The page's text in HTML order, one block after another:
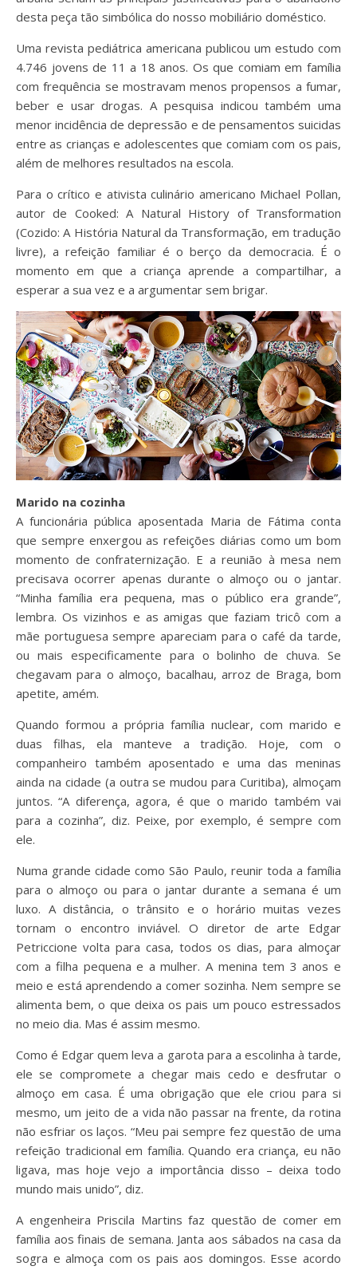
desta peça tão simbólica do nosso mobiliário doméstico.
Uma revista pediátrica americana publicou um estudo com
4.746 jovens de 11 a 18 anos. Os que comiam em família
com frequência se mostravam menos propensos a fumar,
beber e usar drogas. A pesquisa indicou também uma
menor incidência de depressão e de pensamentos suicidas
entre as crianças e adolescentes que comiam com os pais,
além de melhores resultados na escola.
Para o crítico e ativista culinário americano Michael Pollan,
autor de Cooked: A Natural History of Transformation
(Cozido: A História Natural da Transformação, em tradução
livre), a refeição familiar é o berço da democracia. É o
momento em que a criança aprende a compartilhar, a
esperar a sua vez e a argumentar sem brigar.
Marido na cozinha
A funcionária pública aposentada Maria de Fátima conta
que sempre enxergou as refeições diárias como um bom
momento de confraternização. E a reunião à mesa nem
precisava ocorrer apenas durante o almoço ou o jantar.
“Minha família era pequena, mas o público era grande”,
lembra. Os vizinhos e as amigas que faziam tricô com a
mãe portuguesa sempre apareciam para o café da tarde,
ou mais especificamente para o bolinho de chuva. Se
chegavam para o almoço, bacalhau, arroz de Braga, bom
apetite, amém.
Quando formou a própria família nuclear, com marido e
duas filhas, ela manteve a tradição. Hoje, com o
companheiro também aposentado e uma das meninas
ainda na cidade (a outra se mudou para Curitiba), almoçam
juntos. “A diferença, agora, é que o marido também vai
para a cozinha”, diz. Peixe, por exemplo, é sempre com
ele.
Numa grande cidade como São Paulo, reunir toda a família
para o almoço ou para o jantar durante a semana é um
luxo. A distância, o trânsito e o horário muitas vezes
tornam o encontro inviável. O diretor de arte Edgar
Petriccione volta para casa, todos os dias, para almoçar
com a filha pequena e a mulher. A menina tem 3 anos e
meio e está aprendendo a comer sozinha. Nem sempre se
alimenta bem, o que deixa os pais um pouco estressados
no meio dia. Mas é assim mesmo.
Como é Edgar quem leva a garota para a escolinha à tarde,
ele se compromete a chegar mais cedo e desfrutar o
almoço em casa. É uma obrigação que ele criou para si
mesmo, um jeito de a vida não passar na frente, da rotina
não esfriar os laços. “Meu pai sempre fez questão de uma
refeição tradicional em família. Quando era criança, eu não
ligava, mas hoje vejo a importância disso – deixa todo
mundo mais unido”, diz.
A engenheira Priscila Martins faz questão de comer em
família aos finais de semana. Janta aos sábados na casa da
sogra e almoça com os pais aos domingos. Esse acordo